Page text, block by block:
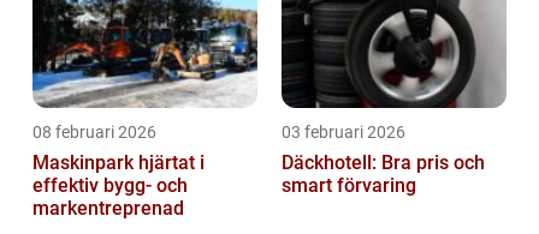
08 februari 2026
Maskinpark hjärtat i
effektiv bygg- och
markentreprenad
03 februari 2026
Däckhotell: Bra pris och
smart förvaring